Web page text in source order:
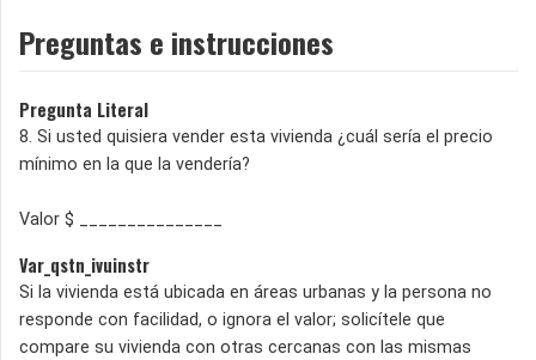
Preguntas e instrucciones
Pregunta Literal
8. Si usted quisiera vender esta vivienda ¿cuál sería el precio
mínimo en la que la vendería?
Valor $ _______________
Var_qstn_ivuinstr
Si la vivienda está ubicada en áreas urbanas y la persona no
responde con facilidad, o ignora el valor; solicítele que
compare su vivienda con otras cercanas con las mismas